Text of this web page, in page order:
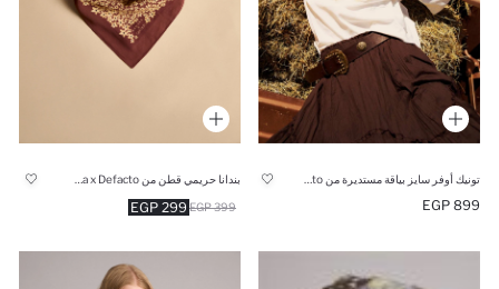
899 EGP
299 EGP 399 EGP